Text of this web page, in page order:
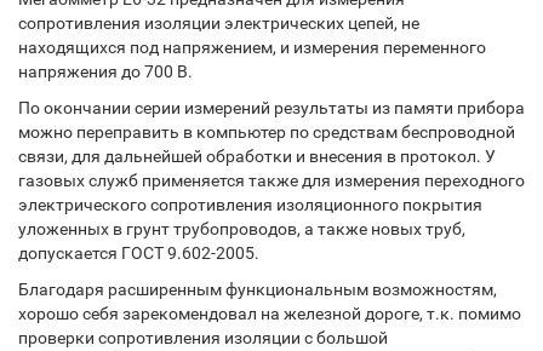
сопротивления изоляции электрических цепей, не
находящихся под напряжением, и измерения переменного
напряжения до 700 В.
По окончании серии измерений результаты из памяти прибора
можно переправить в компьютер по средствам беспроводной
связи, для дальнейшей обработки и внесения в протокол. У
газовых служб применяется также для измерения переходного
электрического сопротивления изоляционного покрытия
уложенных в грунт трубопроводов, а также новых труб,
допускается ГОСТ 9.602-2005.
Благодаря расширенным функциональным возможностям,
хорошо себя зарекомендовал на железной дороге, т.к. помимо
проверки сопротивления изоляции с большой